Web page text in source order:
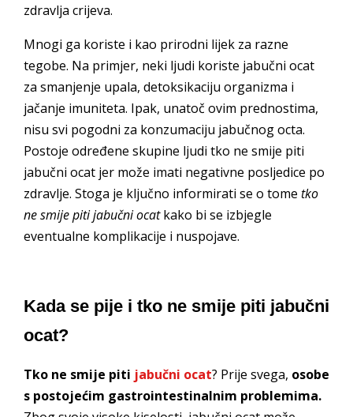
zdravlja crijeva.
Mnogi ga koriste i kao prirodni lijek za razne
tegobe. Na primjer, neki ljudi koriste jabučni ocat
za smanjenje upala, detoksikaciju organizma i
jačanje imuniteta. Ipak, unatoč ovim prednostima,
nisu svi pogodni za konzumaciju jabučnog octa.
Postoje određene skupine ljudi tko ne smije piti
jabučni ocat jer može imati negativne posljedice po
zdravlje. Stoga je ključno informirati se o tome tko
ne smije piti jabučni ocatkako bi se izbjegle
eventualne komplikacije i nuspojave.
Kada se pije i tko ne smije piti jabučni
ocat?
Tko ne smije piti jabučni ocat? Prije svega, osobe
s postojećim gastrointestinalnim problemima.